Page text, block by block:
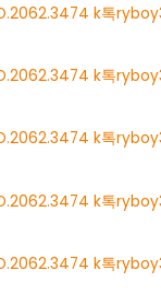
k톡
k톡
k톡
k톡
k톡